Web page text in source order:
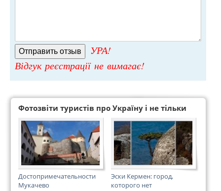
УРА!
Відгук реєстрації не вимагає!
Фотозвіти туристів про Україну і не тільки
Достопримечательности
Мукачево
Эски Кермен: город,
которого нет